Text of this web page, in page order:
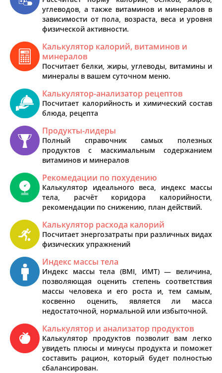
углеводов, а также витаминов и минералов в
зависимости от пола, возраста, веса и уровня
физической активности.
Калькулятор калорий, витаминов и
минералов
Посчитает белки, жиры, углеводы, витамины и
минералы в вашем суточном меню.
Калькулятор-анализатор рецептов
Посчитает калорийность и химический состав
блюда, рецепта
Продукты-лидеры
Полный справочник самых полезных
продуктов с маскимальным содержанием
витаминов и минералов
Рекомедации по похудению
Калькулятор идеального веса, индекс массы
тела, расчёт коридора калорийности,
рекомендации по снижению, план действий.
Калькулятор расхода калорий
Посчитает энергозатраты при различных видах
физических упражнений
Индекс массы тела
Индекс массы тела (BMI, ИМТ) — величина,
позволяющая оценить степень соответствия
массы человека и его роста и, тем самым,
косвенно оценить, является ли масса
недостаточной, нормальной или избыточной.
Калькулятор и анализатор продуктов
Калькулятор продуктов позволит вам легко
увидеть плюсы и минусы продукта и поможет
составить рацион, который будет полностью
сбалансирован.